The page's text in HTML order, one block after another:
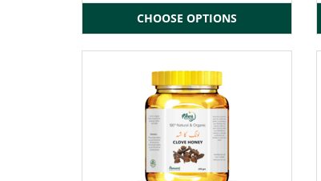
CHOOSE OPTIONS